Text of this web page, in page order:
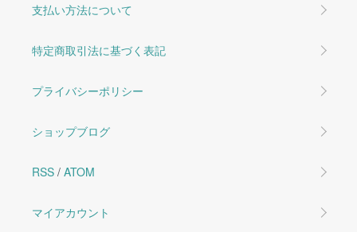
支払い方法について
特定商取引法に基づく表記
プライバシーポリシー
ショップブログ
RSS / ATOM
マイアカウント